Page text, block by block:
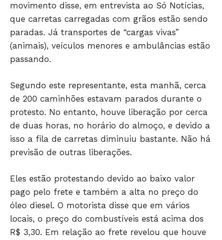
Só Notícias
movimento disse, em entrevista ao Só Notícias,
que carretas carregadas com grãos estão sendo
paradas. Já transportes de “cargas vivas”
(animais), veículos menores e ambulâncias estão
passando.
Segundo este representante, esta manhã, cerca
de 200 caminhões estavam parados durante o
protesto. No entanto, houve liberação por cerca
de duas horas, no horário do almoço, e devido a
isso a fila de carretas diminuiu bastante. Não há
previsão de outras liberações.
Eles estão protestando devido ao baixo valor
pago pelo frete e também a alta no preço do
óleo diesel. O motorista disse que em vários
locais, o preço do combustíveis está acima dos
R$ 3,30. Em relação ao frete revelou que houve